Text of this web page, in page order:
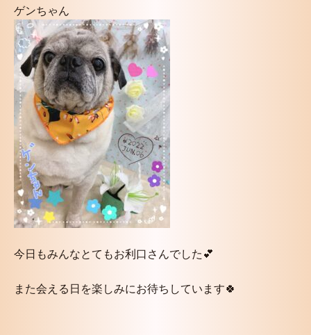
ゲンちゃん
今日もみんなとてもお利口さんでした💕
また会える日を楽しみにお待ちしています🍀